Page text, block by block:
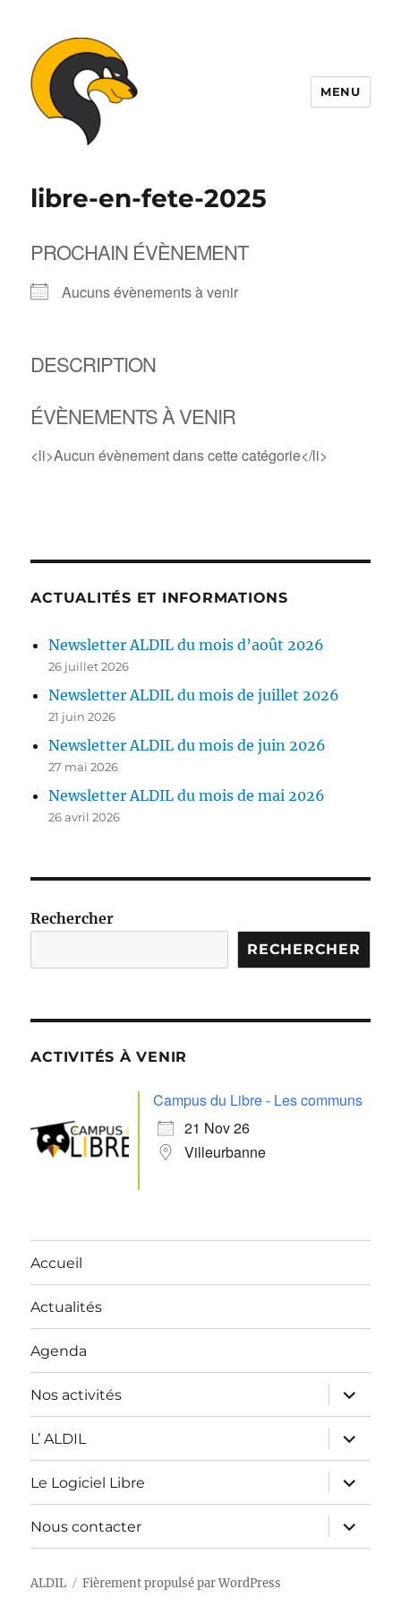
MENU
libre-en-fete-2025
PROCHAIN ÉVÈNEMENT
Aucuns évènements à venir
DESCRIPTION
ÉVÈNEMENTS À VENIR
<li>Aucun évènement dans cette catégorie</li>
ACTUALITÉS ET INFORMATIONS
Newsletter ALDIL du mois d’août 2026
26 juillet 2026
Newsletter ALDIL du mois de juillet 2026
21 juin 2026
Newsletter ALDIL du mois de juin 2026
27 mai 2026
Newsletter ALDIL du mois de mai 2026
26 avril 2026
Rechercher
RECHERCHER
ACTIVITÉS À VENIR
Campus du Libre - Les communs
21 Nov 26
Villeurbanne
Accueil
Actualités
Agenda
Nos activités
ouvrir
le
sous-
menu
L’ ALDIL
ouvrir
le
sous-
menu
Le Logiciel Libre
ouvrir
le
sous-
menu
Nous contacter
ouvrir
le
sous-
ALDIL Fièrement propulsé par WordPress